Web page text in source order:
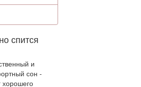
спится
и
сон -
хорошего